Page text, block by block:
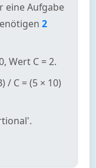
eine Aufgabe
2
Wert C = 2.
/ C = (5 × 10)